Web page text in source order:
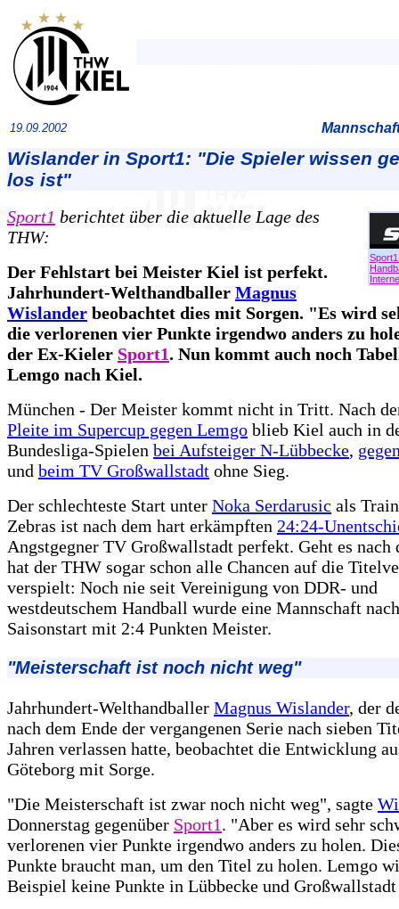
19.09.2002
Wislander in Sport1: "Die Spieler wissen
los ist"
Sport1 berichtet über die aktuelle Lage des
THW:
Der Fehlstart bei Meister Kiel ist perfekt.
Jahrhundert-Welthandballer Magnus
Wislander beobachtet dies mit Sorgen. "Es wird
die verlorenen vier Punkte irgendwo anders zu
der Ex-Kieler Sport1. Nun kommt auch noch
Lemgo nach Kiel.
München - Der Meister kommt nicht in Tritt. Nach
Pleite im Supercup gegen Lemgo blieb Kiel auch in
Bundesliga-Spielen bei Aufsteiger N-Lübbecke,
und beim TV Großwallstadt ohne Sieg.
Der schlechteste Start unter Noka Serdarusic als
Zebras ist nach dem hart erkämpften 24:24-
Angstgegner TV Großwallstadt perfekt. Geht es nach
hat der THW sogar schon alle Chancen auf die
verspielt: Noch nie seit Vereinigung von DDR- und
westdeutschem Handball wurde eine Mannschaft
Saisonstart mit 2:4 Punkten Meister.
"Meisterschaft ist noch nicht weg"
Jahrhundert-Welthandballer Magnus Wislander, der
nach dem Ende der vergangenen Serie nach sieben
Jahren verlassen hatte, beobachtet die Entwicklung
Göteborg mit Sorge.
"Die Meisterschaft ist zwar noch nicht weg", sagte
Donnerstag gegenüber Sport1. "Aber es wird sehr
verlorenen vier Punkte irgendwo anders zu holen.
Punkte braucht man, um den Titel zu holen. Lemgo
Beispiel keine Punkte in Lübbecke und Großwallstadt